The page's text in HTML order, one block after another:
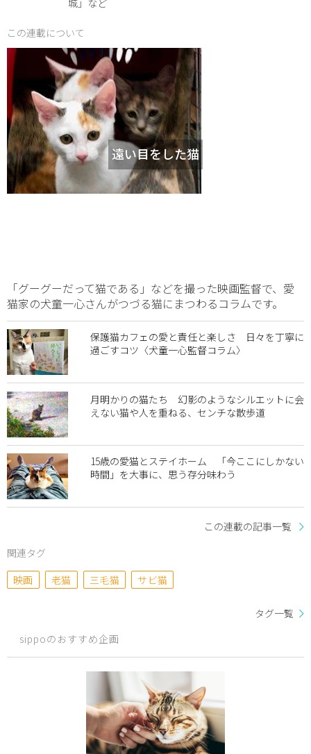
城」など
この連載について
遠い目をした猫
「グーグーだって猫である」などを撮った映画監督で、愛
猫家の犬童一心さんがつづる猫にまつわるコラムです。
保護猫カフェの愛と責任と楽しさ 日々を丁寧に
過ごすコツ〈犬童一心監督コラム〉
月明かりの猫たち 幻影のようなシルエットに会
えない猫や人を重ねる、センチな散歩道
15歳の愛猫とステイホーム 「今ここにしかない
時間」を大事に、思う存分味わう
この連載の記事一覧
関連タグ
映画
老猫 三毛猫 サビ猫
タグ一覧
sippoのおすすめ企画